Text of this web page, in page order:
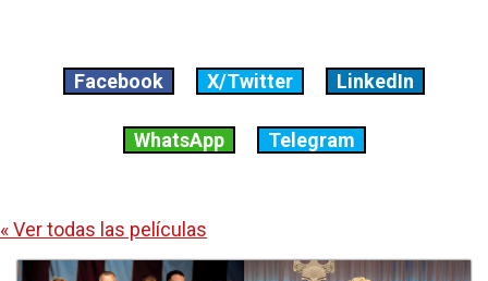
Facebook X/Twitter LinkedIn
WhatsApp Telegram
« Ver todas las películas